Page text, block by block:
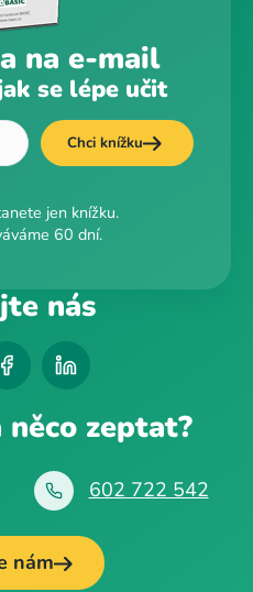
na e-mail
se lépe učit
Chci knížku
jen knížku.
60 dní.
nás
něco zeptat?
602 722 542
nám